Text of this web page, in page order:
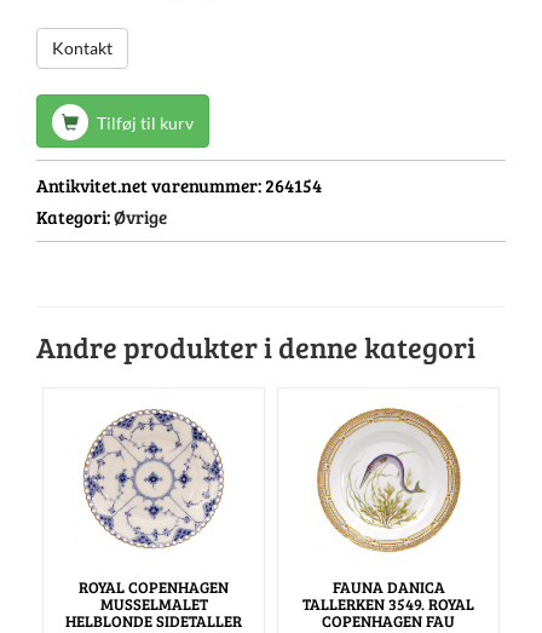
Kontakt
Tilføj til kurv
Antikvitet.net varenummer: 264154
Kategori:Øvrige
Andre produkter i denne kategori
ROYAL COPENHAGEN
MUSSELMALET
HELBLONDE SIDETALLER
FAUNA DANICA
TALLERKEN 3549. ROYAL
COPENHAGEN FAU